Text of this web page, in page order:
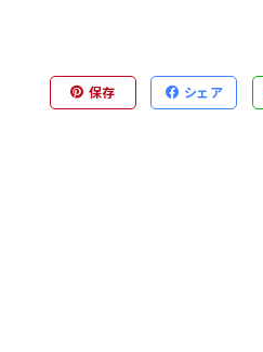
保存 シェア